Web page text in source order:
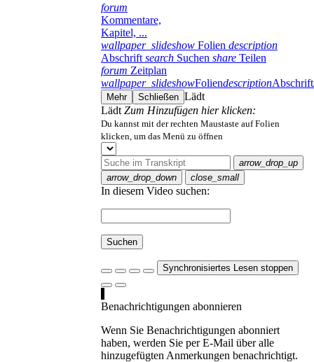
forum
Kommentare,
Kapitel, ...
wallpaper_slideshow Folien description
Abschrift search Suchen share Teilen
forum Zeitplan
wallpaper_slideshowFoliendescriptionAbschrift
Mehr Schließen Lädt
Lädt Zum Hinzufügen hier klicken:
Du kannst mit der rechten Maustaste auf Folien
klicken, um das Menü zu öffnen
arrow_drop_up
arrow_drop_down
close_small
In diesem Video suchen:
Suchen
Synchronisiertes Lesen stoppen
Benachrichtigungen abonnieren
Wenn Sie Benachrichtigungen abonniert
haben, werden Sie per E-Mail über alle
hinzugefügten Anmerkungen benachrichtigt.